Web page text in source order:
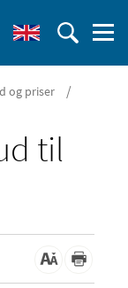
og priser /
til